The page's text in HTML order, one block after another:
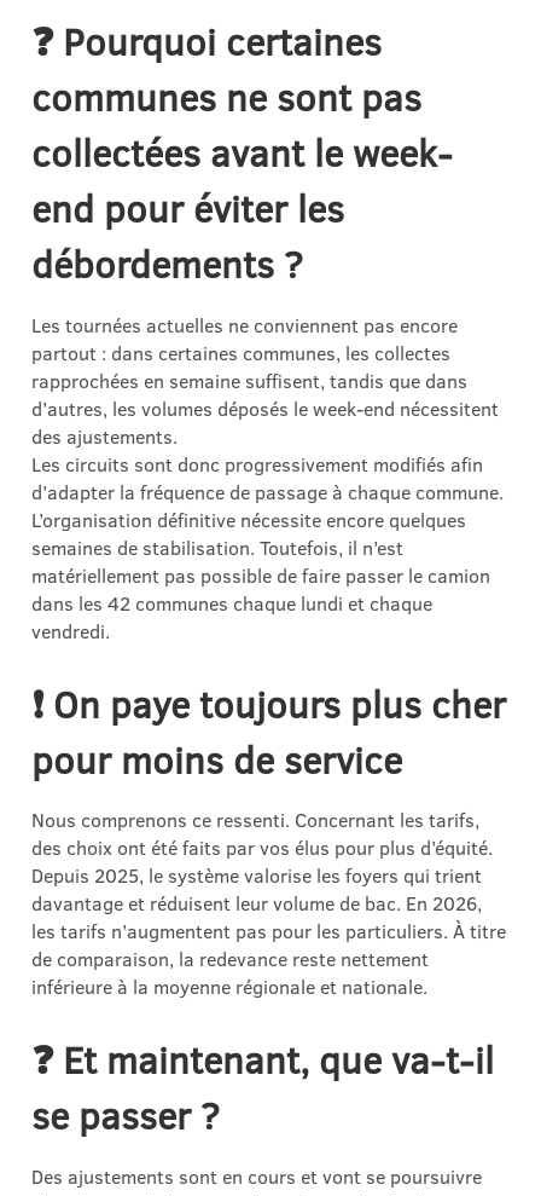
❓ Pourquoi certaines
communes ne sont pas
collectées avant le week-
end pour éviter les
débordements ?
Les tournées actuelles ne conviennent pas encore
partout : dans certaines communes, les collectes
rapprochées en semaine suffisent, tandis que dans
d’autres, les volumes déposés le week-end nécessitent
des ajustements.
Les circuits sont donc progressivement modifiés afin
d’adapter la fréquence de passage à chaque commune.
L’organisation définitive nécessite encore quelques
semaines de stabilisation. Toutefois, il n’est
matériellement pas possible de faire passer le camion
dans les 42 communes chaque lundi et chaque
vendredi.
❗ On paye toujours plus cher
pour moins de service
Nous comprenons ce ressenti. Concernant les tarifs,
des choix ont été faits par vos élus pour plus d’équité.
Depuis 2025, le système valorise les foyers qui trient
davantage et réduisent leur volume de bac. En 2026,
les tarifs n’augmentent pas pour les particuliers. À titre
de comparaison, la redevance reste nettement
inférieure à la moyenne régionale et nationale.
❓ Et maintenant, que va-t-il
se passer ?
Des ajustements sont en cours et vont se poursuivre